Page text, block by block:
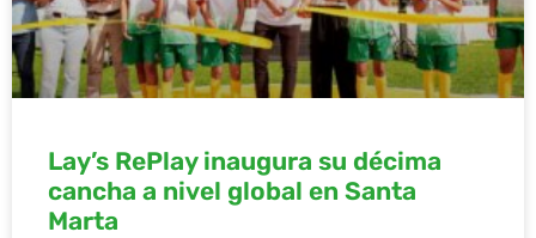
Lay’s RePlay inaugura su décima
cancha a nivel global en Santa
Marta